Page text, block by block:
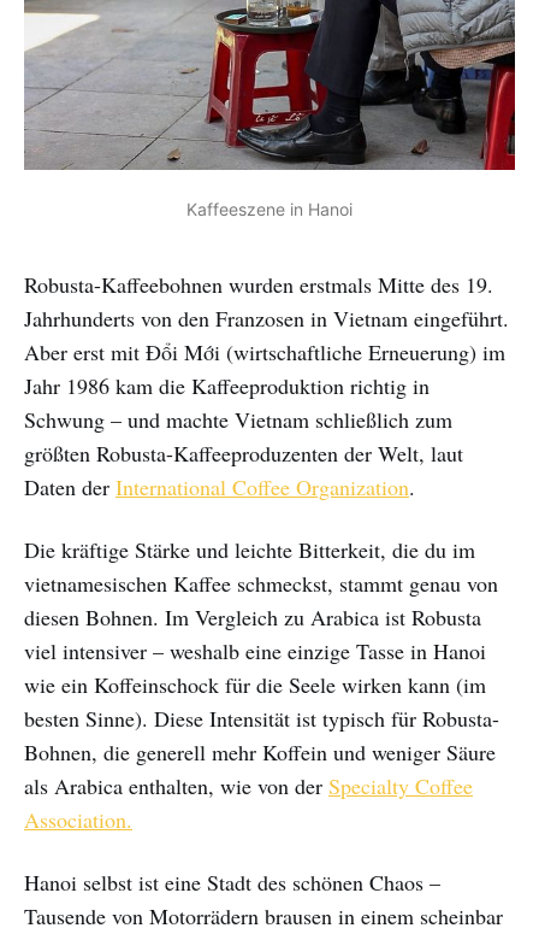
Kaffeeszene in Hanoi
Robusta-Kaffeebohnen wurden erstmals Mitte des 19.
Jahrhunderts von den Franzosen in Vietnam eingeführt.
Aber erst mit Đổi Mới (wirtschaftliche Erneuerung) im
Jahr 1986 kam die Kaffeeproduktion richtig in
Schwung – und machte Vietnam schließlich zum
größten Robusta-Kaffeeproduzenten der Welt, laut
Daten der International Coffee Organization.
Die kräftige Stärke und leichte Bitterkeit, die du im
vietnamesischen Kaffee schmeckst, stammt genau von
diesen Bohnen. Im Vergleich zu Arabica ist Robusta
viel intensiver – weshalb eine einzige Tasse in Hanoi
wie ein Koffeinschock für die Seele wirken kann (im
besten Sinne). Diese Intensität ist typisch für Robusta-
Bohnen, die generell mehr Koffein und weniger Säure
als Arabica enthalten, wie von der Specialty Coffee
Association.
Hanoi selbst ist eine Stadt des schönen Chaos –
Tausende von Motorrädern brausen in einem scheinbar